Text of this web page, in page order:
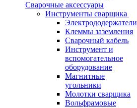
Сварочные аксессуары
Инструменты сварщика
Электрододержатели
Клеммы заземления
Сварочный кабель
Инструмент и
вспомогательное
оборудование
Магнитные
угольники
Молотки сварщика
Вольфрамовые